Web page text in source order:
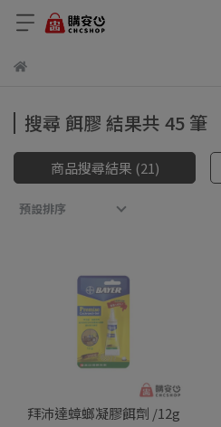
搜尋 餌膠 結果共 45 筆
商品搜尋結果 (21)
預設排序
拜沛達蟑螂凝膠餌劑 /12g